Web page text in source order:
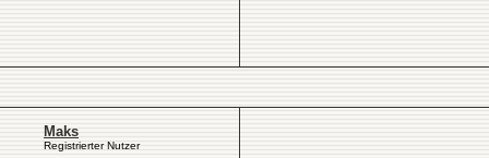
Maks
Registrierter Nutzer